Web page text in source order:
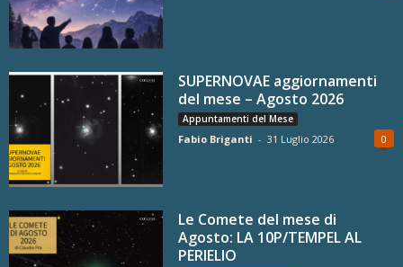
SUPERNOVAE aggiornamenti
del mese – Agosto 2026
Appuntamenti del Mese
Fabio Briganti - 31 Luglio 2026 0
Le Comete del mese di
Agosto: LA 10P/TEMPEL AL
PERIELIO